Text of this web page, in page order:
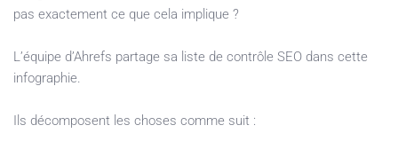
pas exactement ce que cela implique ?
L’équipe d’Ahrefs partage sa liste de contrôle SEO dans cette
infographie.
Ils décomposent les choses comme suit :